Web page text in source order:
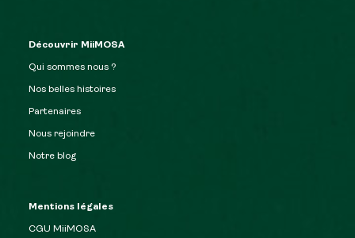
Découvrir MiiMOSA
Qui sommes nous ?
Nos belles histoires
Partenaires
Nous rejoindre
Notre blog
Mentions légales
CGU MiiMOSA